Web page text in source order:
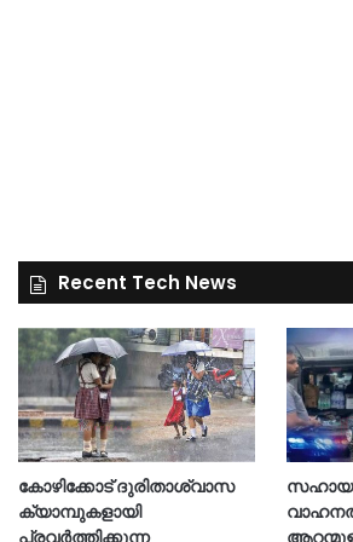
Recent Tech News
കോഴിക്കോട് ദുരിതാശ്വാസ
ക്യാമ്പുകളായി